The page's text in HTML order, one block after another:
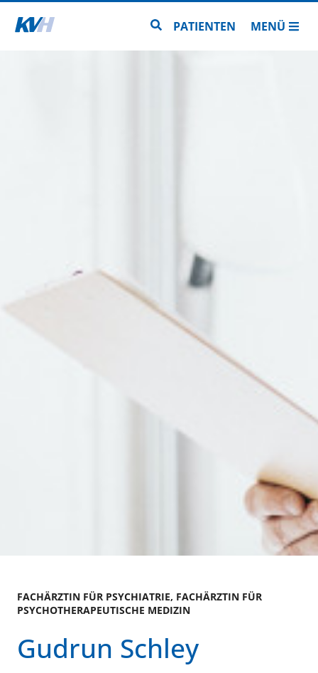
Zur Startseite Zur Seitensuche
PATIENTEN MENÜ
FACHÄRZTIN FÜR PSYCHIATRIE, FACHÄRZTIN FÜR
PSYCHOTHERAPEUTISCHE MEDIZIN
Gudrun Schley